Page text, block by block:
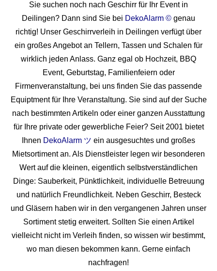
Sie suchen noch nach Geschirr für Ihr Event in
Deilingen? Dann sind Sie bei DekoAlarm © genau
richtig! Unser Geschirrverleih in Deilingen verfügt über
ein großes Angebot an Tellern, Tassen und Schalen für
wirklich jeden Anlass. Ganz egal ob Hochzeit, BBQ
Event, Geburtstag, Familienfeiern oder
Firmenveranstaltung, bei uns finden Sie das passende
Equiptment für Ihre Veranstaltung. Sie sind auf der Suche
nach bestimmten Artikeln oder einer ganzen Ausstattung
für Ihre private oder gewerbliche Feier? Seit 2001 bietet
Ihnen DekoAlarm ツ ein ausgesuchtes und großes
Mietsortiment an. Als Dienstleister legen wir besonderen
Wert auf die kleinen, eigentlich selbstverständlichen
Dinge: Sauberkeit, Pünktlichkeit, individuelle Betreuung
und natürlich Freundlichkeit. Neben Geschirr, Besteck
und Gläsern haben wir in den vergangenen Jahren unser
Sortiment stetig erweitert. Sollten Sie einen Artikel
vielleicht nicht im Verleih finden, so wissen wir bestimmt,
wo man diesen bekommen kann. Gerne einfach
nachfragen!